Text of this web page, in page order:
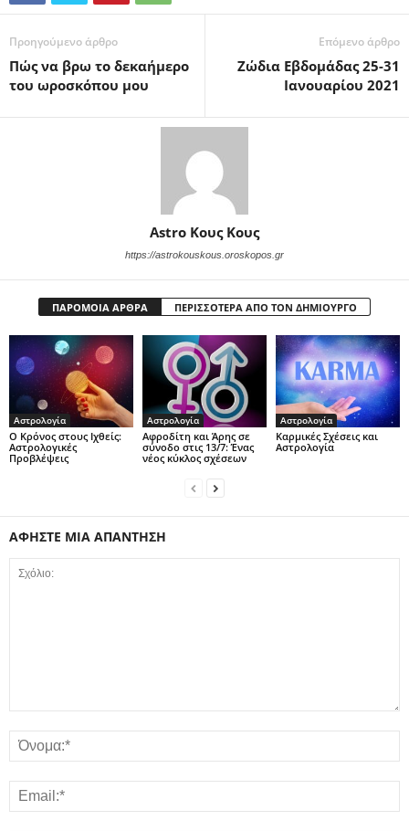
Προηγούμενο άρθρο
Πώς να βρω το δεκαήμερο
του ωροσκόπου μου
Επόμενο άρθρο
Ζώδια Εβδομάδας 25-31
Ιανουαρίου 2021
Astro Κους Κους
https://astrokouskous.oroskopos.gr
ΠΑΡΟΜΟΙΑ ΑΡΘΡΑ ΠΕΡΙΣΣΟΤΕΡΑ ΑΠΟ ΤΟΝ ΔΗΜΙΟΥΡΓΟ
Αστρολογία
Ο Κρόνος στους Ιχθείς:
Αστρολογικές
Προβλέψεις
Αστρολογία
Αφροδίτη και Άρης σε
σύνοδο στις 13/7: Ένας
νέος κύκλος σχέσεων
Αστρολογία
Καρμικές Σχέσεις και
Αστρολογία
ΑΦΗΣΤΕ ΜΙΑ ΑΠΑΝΤΗΣΗ